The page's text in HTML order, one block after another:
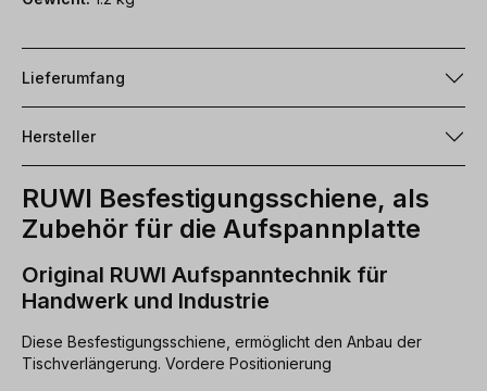
Lieferumfang
Hersteller
RUWI Besfestigungsschiene, als
Zubehör für die Aufspannplatte
Original RUWI Aufspanntechnik für
Handwerk und Industrie
Diese Besfestigungsschiene, ermöglicht den Anbau der
Tischverlängerung. Vordere Positionierung